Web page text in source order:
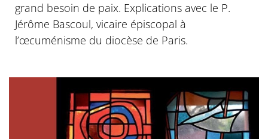
grand besoin de paix. Explications avec le P.
Jérôme Bascoul, vicaire épiscopal à
l’œcuménisme du diocèse de Paris.